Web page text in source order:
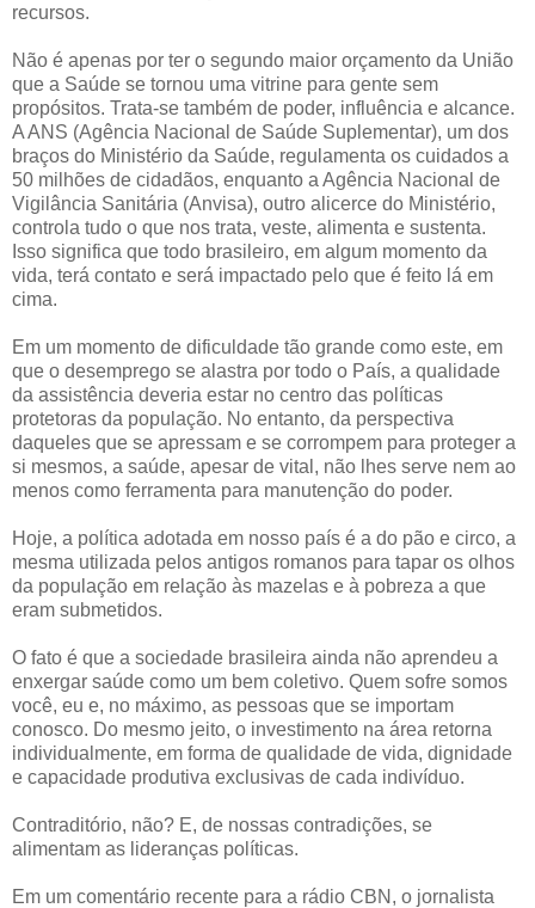
recursos.
Não é apenas por ter o segundo maior orçamento da União
que a Saúde se tornou uma vitrine para gente sem
propósitos. Trata-se também de poder, influência e alcance.
A ANS (Agência Nacional de Saúde Suplementar), um dos
braços do Ministério da Saúde, regulamenta os cuidados a
50 milhões de cidadãos, enquanto a Agência Nacional de
Vigilância Sanitária (Anvisa), outro alicerce do Ministério,
controla tudo o que nos trata, veste, alimenta e sustenta.
Isso significa que todo brasileiro, em algum momento da
vida, terá contato e será impactado pelo que é feito lá em
cima.
Em um momento de dificuldade tão grande como este, em
que o desemprego se alastra por todo o País, a qualidade
da assistência deveria estar no centro das políticas
protetoras da população. No entanto, da perspectiva
daqueles que se apressam e se corrompem para proteger a
si mesmos, a saúde, apesar de vital, não lhes serve nem ao
menos como ferramenta para manutenção do poder.
Hoje, a política adotada em nosso país é a do pão e circo, a
mesma utilizada pelos antigos romanos para tapar os olhos
da população em relação às mazelas e à pobreza a que
eram submetidos.
O fato é que a sociedade brasileira ainda não aprendeu a
enxergar saúde como um bem coletivo. Quem sofre somos
você, eu e, no máximo, as pessoas que se importam
conosco. Do mesmo jeito, o investimento na área retorna
individualmente, em forma de qualidade de vida, dignidade
e capacidade produtiva exclusivas de cada indivíduo.
Contraditório, não? E, de nossas contradições, se
alimentam as lideranças políticas.
Em um comentário recente para a rádio CBN, o jornalista